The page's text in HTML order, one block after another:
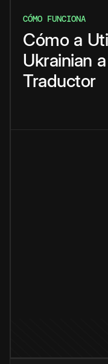
CÓMO FUNCIONA
Cómo a
Ukrainian a
Traductor